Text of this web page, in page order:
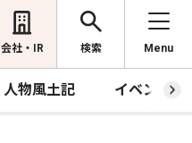
会社・IR 検索 Menu
人物風土記 イベント